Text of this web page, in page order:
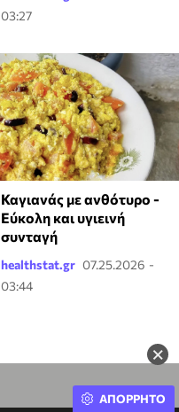
×
03:27
Καγιανάς με ανθότυρο -
Εύκολη και υγιεινή
συνταγή
healthstat.gr 07.25.2026 -
03:44
ΑΠΟΡΡΗΤΟ